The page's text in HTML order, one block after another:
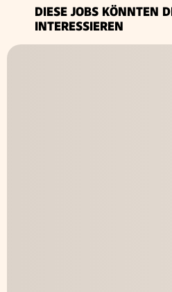
DIESE JOBS KÖNNTEN
INTERESSIEREN